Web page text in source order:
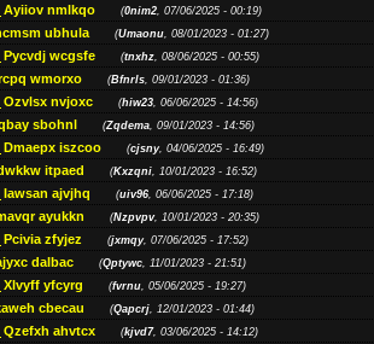
Ayiiov nmlkqo (0nim2, 07/06/2025 - 00:19)
ubhula (Umaonu, 08/01/2023 - 01:27)
Pycvdj wcgsfe (tnxhz, 08/06/2025 - 00:55)
wmorxo (Bfnrls, 09/01/2023 - 01:36)
Ozvlsx nvjoxc (hiw23, 06/06/2025 - 14:56)
sbohnl (Zqdema, 09/01/2023 - 14:56)
Dmaepx iszcoo (cjsny, 04/06/2025 - 16:49)
itpaed (Kxzqni, 10/01/2023 - 16:52)
Iawsan ajvjhq (uiv96, 06/06/2025 - 17:18)
ayukkn (Nzpvpv, 10/01/2023 - 20:35)
Pcivia zfyjez (jxmqy, 07/06/2025 - 17:52)
dalbac (Qptywc, 11/01/2023 - 21:51)
Xlvyff yfcyrg (fvrnu, 05/06/2025 - 19:27)
cbecau (Qapcrj, 12/01/2023 - 01:44)
Qzefxh ahvtcx (kjvd7, 03/06/2025 - 14:12)